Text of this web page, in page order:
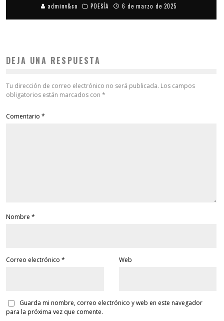
adminv&co POESÍA 6 de marzo de 2025
DEJA UNA RESPUESTA
Tu dirección de correo electrónico no será publicada. Los campos
obligatorios están marcados con *
Comentario *
Nombre *
Correo electrónico * Web
Guarda mi nombre, correo electrónico y web en este navegador
para la próxima vez que comente.